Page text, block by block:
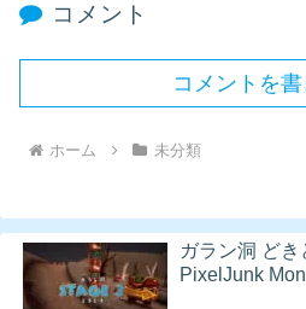
コメント
コメントを
ホーム 未分類
ガラン洞 ど
PixelJunk